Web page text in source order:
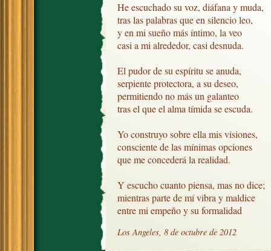
He escuchado su voz, diáfana y muda,
tras las palabras que en silencio leo,
y en mi sueño más íntimo, la veo
casi a mi alrededor, casi desnuda.
El pudor de su espíritu se anuda,
serpiente protectora, a su deseo,
permitiendo no más un galanteo
tras el que el alma tímida se escuda.
Yo construyo sobre ella mis visiones,
consciente de las mínimas opciones
que me concederá la realidad.
Y escucho cuanto piensa, mas no dice;
mientras parte de mí vibra y maldice
entre mi empeño y su formalidad
Los Angeles, 8 de octubre de 2012